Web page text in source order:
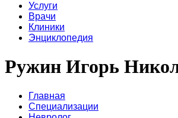
Услуги
Врачи
Клиники
Энциклопедия
Ружин Игорь
Главная
Специализации